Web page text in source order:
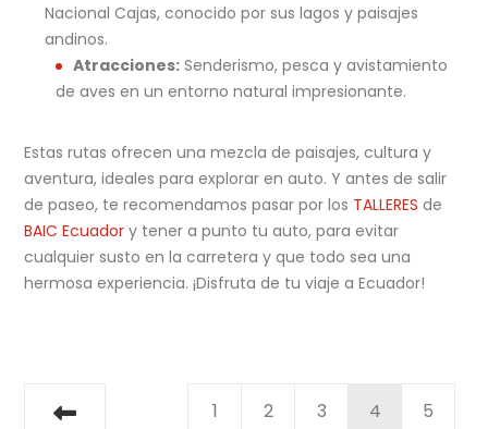
Nacional Cajas, conocido por sus lagos y paisajes
andinos.
Atracciones:Senderismo, pesca y avistamiento
de aves en un entorno natural impresionante.
Estas rutas ofrecen una mezcla de paisajes, cultura y
aventura, ideales para explorar en auto. Y antes de salir
de paseo, te recomendamos pasar por los TALLERES de
BAIC Ecuador y tener a punto tu auto, para evitar
cualquier susto en la carretera y que todo sea una
hermosa experiencia. ¡Disfruta de tu viaje a Ecuador!
1 2 3 4 5